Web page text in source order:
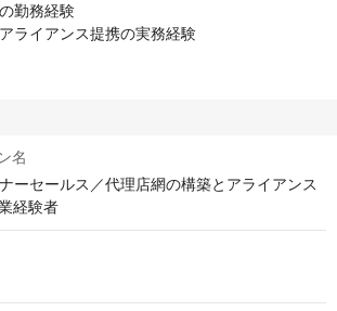
勤務経験
ライアンス提携の実務経験
名
ーセールス／代理店網の構築とアライアンス
経験者